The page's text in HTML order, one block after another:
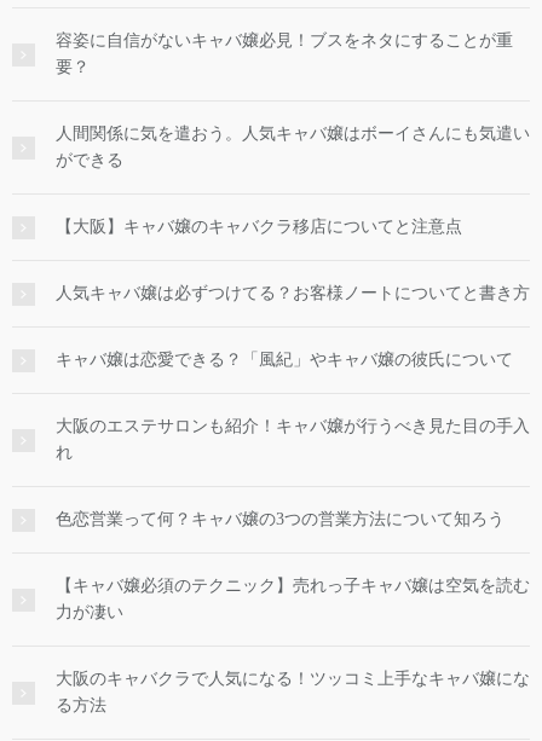
容姿に自信がないキャバ嬢必見！ブスをネタにすることが重
要？
人間関係に気を遣おう。人気キャバ嬢はボーイさんにも気遣い
ができる
【大阪】キャバ嬢のキャバクラ移店についてと注意点
人気キャバ嬢は必ずつけてる？お客様ノートについてと書き方
キャバ嬢は恋愛できる？「風紀」やキャバ嬢の彼氏について
大阪のエステサロンも紹介！キャバ嬢が行うべき見た目の手入
れ
色恋営業って何？キャバ嬢の3つの営業方法について知ろう
【キャバ嬢必須のテクニック】売れっ子キャバ嬢は空気を読む
力が凄い
大阪のキャバクラで人気になる！ツッコミ上手なキャバ嬢にな
る方法